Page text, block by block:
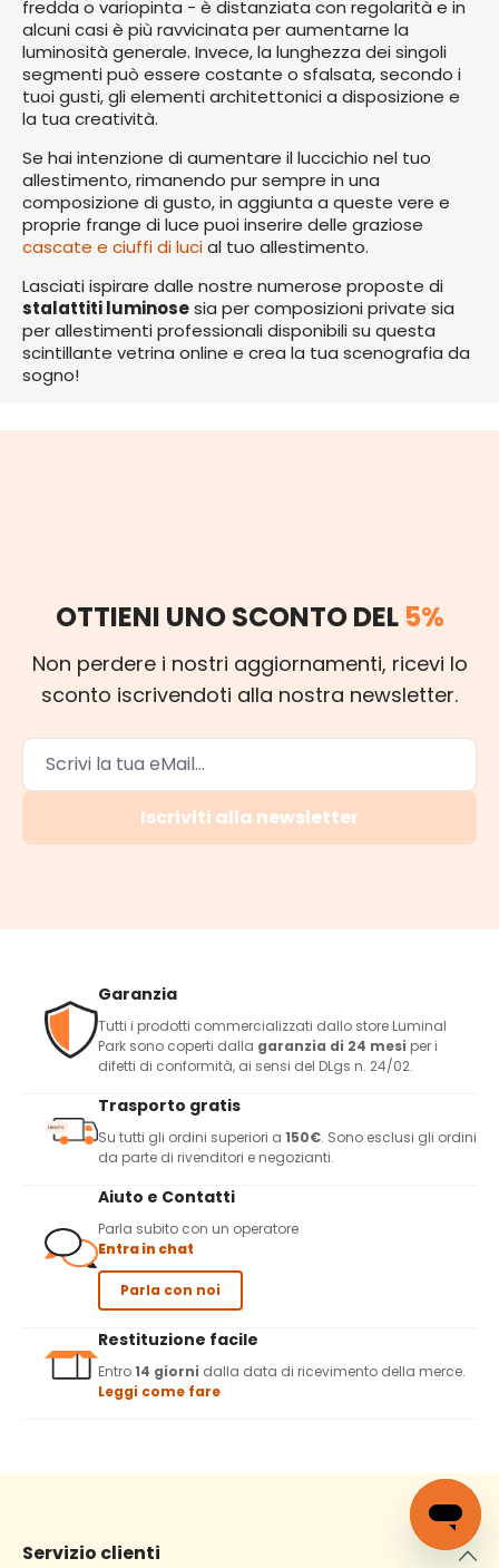
fredda o variopinta - è distanziata con regolarità e in
alcuni casi è più ravvicinata per aumentarne la
luminosità generale. Invece, la lunghezza dei singoli
segmenti può essere costante o sfalsata, secondo i
tuoi gusti, gli elementi architettonici a disposizione e
la tua creatività.
Se hai intenzione di aumentare il luccichio nel tuo
allestimento, rimanendo pur sempre in una
composizione di gusto, in aggiunta a queste vere e
proprie frange di luce puoi inserire delle graziose
cascate e ciuffi di lucial tuo allestimento.
Lasciati ispirare dalle nostre numerose proposte di
stalattiti luminosesia per composizioni private sia
per allestimenti professionali disponibili su questa
scintillante vetrina online e crea la tua scenografia da
sogno!
OTTIENI UNO SCONTO DEL 5%
Non perdere i nostri aggiornamenti, ricevi lo
sconto iscrivendoti alla nostra newsletter.
Iscriviti alla newsletter
Garanzia
Tutti i prodotti commercializzati dallo store Luminal
Park sono coperti dalla garanzia di 24 mesi per i
difetti di conformità, ai sensi del DLgs n. 24/02.
Trasporto gratis
Su tutti gli ordini superiori a 150€. Sono esclusi gli ordini
da parte di rivenditori e negozianti.
Aiuto e Contatti
Parla subito con un operatore
Entra in chat
Parla con noi
Restituzione facile
Entro14 giorni dalla data di ricevimento della merce.
Leggi come fare
Servizio clienti